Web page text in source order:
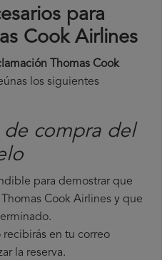
para
Cook Airlines
Thomas Cook
los siguientes
compra del
para demostrar que
Cook Airlines y que
recibirás en tu correo
la reserva.